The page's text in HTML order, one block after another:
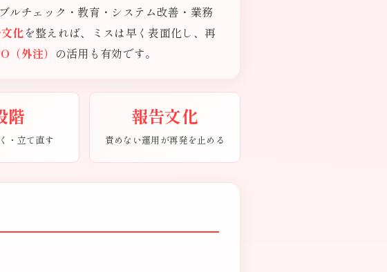
ルチェック・教育・システム改善・業務
化を整えれば、ミスは早く表面化し、再
（外注） の活用も有効です。
階
・立て直す
報告文化
責めない運用が再発を止める